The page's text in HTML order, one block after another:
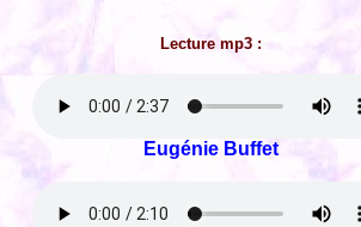
Lecture mp3 :
Eugénie Buffet